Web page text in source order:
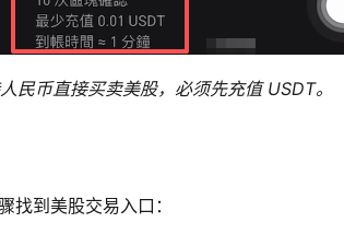
民币直接买卖美股，必须先充值 USDT。
找到美股交易入口：